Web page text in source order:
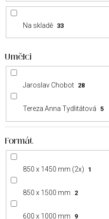
u
k
ů
Na skladě 33
Umělci
Jaroslav Chobot 28
Tereza Anna Tydlitátová 5
Formát
850 x 1450 mm (2x) 1
850 x 1500 mm 2
600 x 1000 mm 9